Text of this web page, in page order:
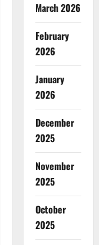
March 2026
February
2026
January
2026
December
2025
November
2025
October
2025